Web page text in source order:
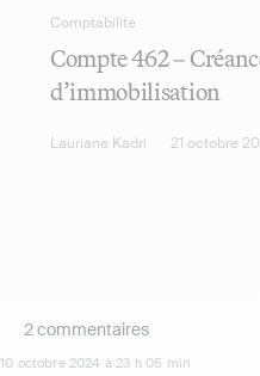
Comptabilité
Compte 462 –
d’immobilisation
Lauriane Kadri 21 octobre
2 commentaires
10 octobre 2024 à 23 h 05 min